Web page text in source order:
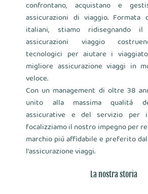
confrontano, acquistano e
assicurazioni di viaggio.
italiani, stiamo ridisegnando
assicurazioni viaggio
tecnologici per aiutare i
migliore assicurazione viaggi in
veloce.
Con un management di oltre 38
unito alla massima qualitá
assicurative e del servizio per
focalizziamo il nostro impegno per
marchio piú affidabile e preferito
l'assicurazione viaggi.
La nostra storia